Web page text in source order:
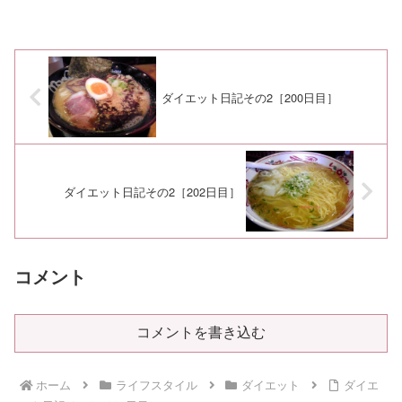
ダイエット日記その2［200日目］
ダイエット日記その2［202日目］
コメント
コメントを書き込む
ホーム ライフスタイル ダイエット
ダイエ